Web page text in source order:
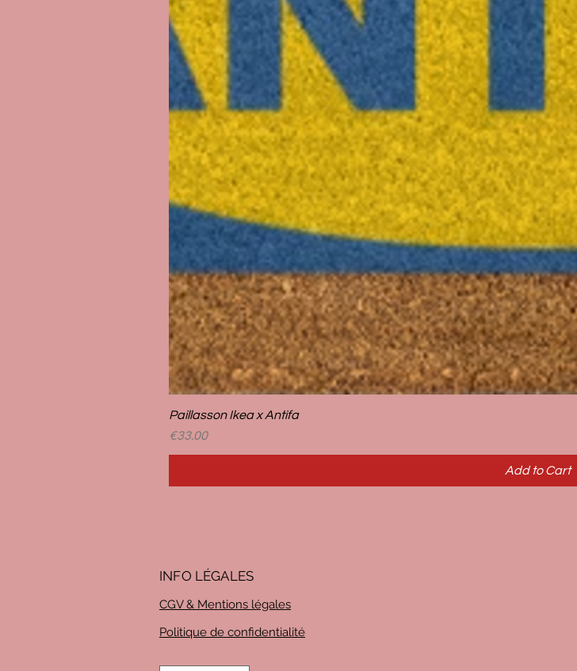
Paillasson Ikea x Antifa
Price
€33.00
Add to Cart
INFO LÉGALES
CGV & Mentions légales
Politique de confidentialité